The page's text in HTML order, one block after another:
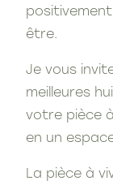
être.
Je vous
meilleures
votre pièce
en un
La pièce à